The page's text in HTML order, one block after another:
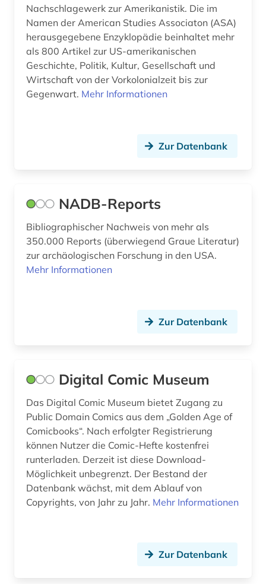
hawaii (1)
herrenmagazin (1)
hispanoamerika (1)
historical statistics (1)
historische persönlichkeit (1)
historische statistik (1)
hochschulschrift (2)
hollywood (1)
hybridrasen (1)
indianer (4)
indianerpolitik (2)
indien (1)
indigenes volk (1)
Nachschlagewerk zur Amerikanistik. Die im
Namen der American Studies Associaton (ASA)
herausgegebene Enzyklopädie beinhaltet mehr
als 800 Artikel zur US-amerikanischen
Geschichte, Politik, Kultur, Gesellschaft und
Wirtschaft von der Vorkolonialzeit bis zur
Gegenwart. Mehr Informationen
Zur Datenbank
NADB-Reports
Bibliographischer Nachweis von mehr als
350.000 Reports (überwiegend Graue Literatur)
zur archäologischen Forschung in den USA.
Mehr Informationen
Zur Datenbank
Digital Comic Museum
Das Digital Comic Museum bietet Zugang zu
Public Domain Comics aus dem „Golden Age of
Comicbooks“. Nach erfolgter Registrierung
können Nutzer die Comic-Hefte kostenfrei
runterladen. Derzeit ist diese Download-
Möglichkeit unbegrenzt. Der Bestand der
Datenbank wächst, mit dem Ablauf von
Copyrights, von Jahr zu Jahr. Mehr Informationen
Zur Datenbank